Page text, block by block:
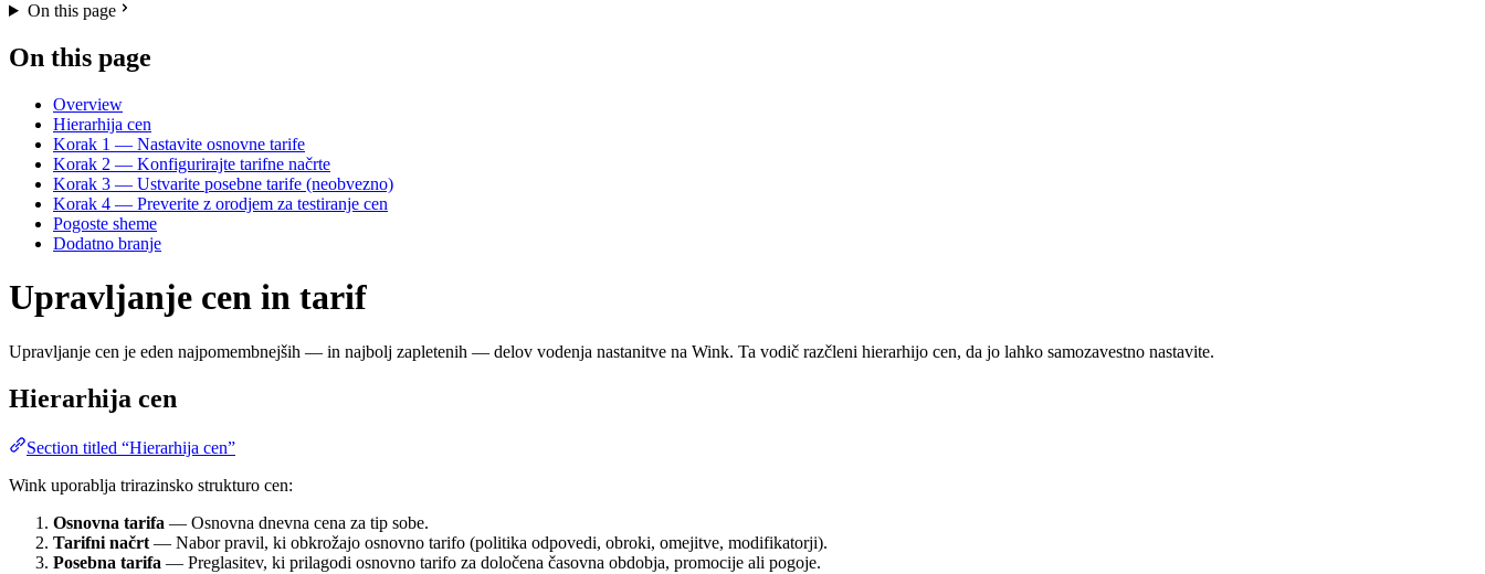
On this page
On this page
Overview
Hierarhija cen
Korak 1 — Nastavite osnovne tarife
Korak 2 — Konfigurirajte tarifne načrte
Korak 3 — Ustvarite posebne tarife (neobvezno)
Korak 4 — Preverite z orodjem za testiranje cen
Pogoste sheme
Dodatno branje
Upravljanje cen in tarif
Upravljanje cen je eden najpomembnejših — in najbolj zapletenih — delov vodenja nastanitve na Wink. Ta vodič razčleni hierarhijo cen, da jo lahko samozavestno nastavite.
Hierarhija cen
Section titled “Hierarhija cen”
Wink uporablja trirazinsko strukturo cen:
Osnovna tarifa — Osnovna dnevna cena za tip sobe.
Tarifni načrt — Nabor pravil, ki obkrožajo osnovno tarifo (politika odpovedi, obroki, omejitve, modifikatorji).
Posebna tarifa — Preglasitev, ki prilagodi osnovno tarifo za določena časovna obdobja, promocije ali pogoje.